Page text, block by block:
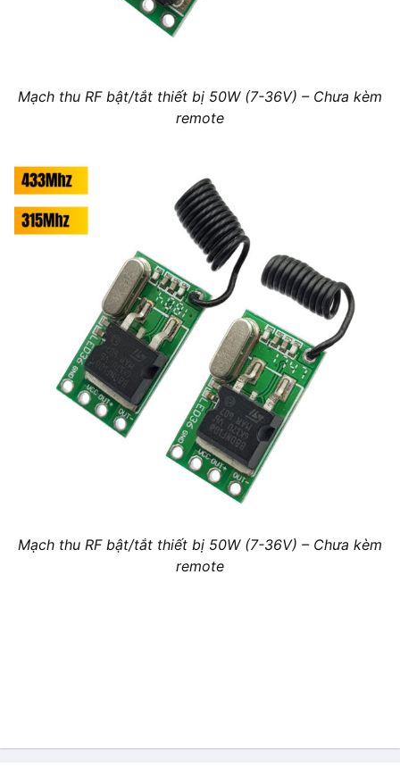
Mạch thu RF bật/tắt thiết bị 50W (7-36V) – Chưa kèm
remote
Mạch thu RF bật/tắt thiết bị 50W (7-36V) – Chưa kèm
remote